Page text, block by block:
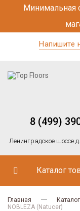
Минимальная
Напишите
8 (499)
Ленинградское шоссе
Каталог
Главная
NOBLEZA (Natucer)